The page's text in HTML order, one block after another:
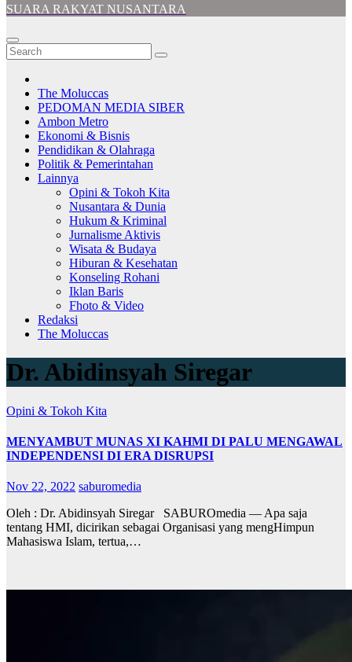
SUARA RAKYAT NUSANTARA
The Moluccas
PEDOMAN MEDIA SIBER
Ambon Metro
Ekonomi & Bisnis
Pendidikan & Olahraga
Politik & Pemerintahan
Lainnya
Opini & Tokoh Kita
Nusantara & Dunia
Hukum & Kriminal
Jurnalisme Aktivis
Wisata & Budaya
Hiburan & Kesehatan
Konseling Rohani
Iklan Baris
Fhoto & Video
Redaksi
The Moluccas
Dr. Abidinsyah Siregar
Opini & Tokoh Kita
MENYAMBUT MUNAS XI KAHMI DI PALU MENGAWAL
INDEPENDENSI DI ERA DISRUPSI
Nov 22, 2022 saburomedia
Oleh : Dr. Abidinsyah Siregar SABUROmedia — Apa saja
tentang HMI, dicirikan sebagai Organisasi yang mengHimpun
Mahasiswa Islam, tertua,…